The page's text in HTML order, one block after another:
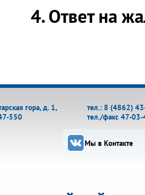
4. Ответ на
гора, д. 1,
550
тел.: 8 (4862)
тел./факс 47-
Мы в Контакте